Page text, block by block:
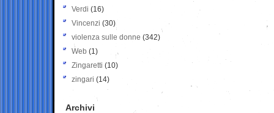
Verdi (16)
Vincenzi (30)
violenza sulle donne (342)
Web (1)
Zingaretti (10)
zingari (14)
Archivi